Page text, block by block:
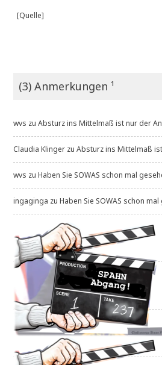
[Quelle]
(3) Anmerkungen ¹
wvs zuAbsturz ins Mittelmaß ist nur der
Claudia Klinger zuAbsturz ins Mittelmaß
wvs zuHaben Sie SOWAS schon mal
ingaginga zuHaben Sie SOWAS schon mal